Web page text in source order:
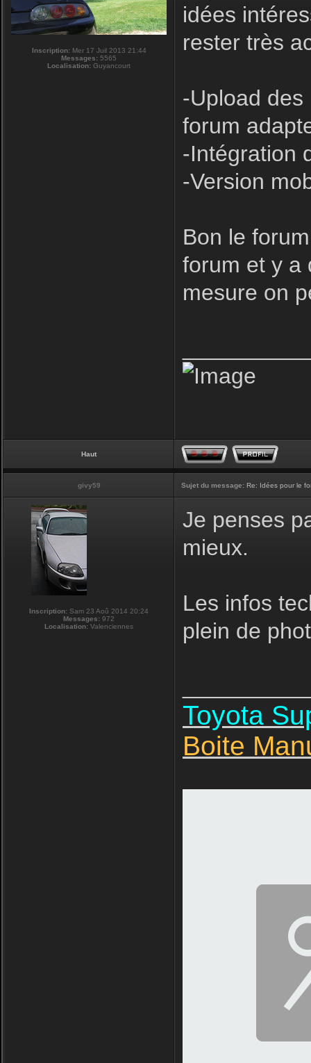
Inscription:Mer 17 Juil 2013 21:44
Messages: 5565
Localisation: Guyancourt
idées
rester très
-Upload
forum
-Intégration
-Version
Bon le
forum et y a
mesure on
Haut
givy59 Sujet du message: Re: Idées pour le
Inscription: Sam 23 Aoû 2014 20:24
Messages: 972
Localisation: Valenciennes
Je penses
mieux.
Les infos
plein de
Toyota
Boite